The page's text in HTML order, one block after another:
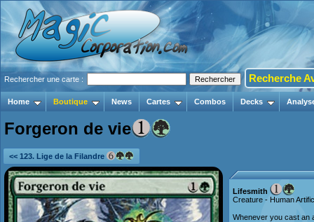
Rechercher une carte : Recherche
Home Boutique News Cartes Combos Decks
Forgeron de vie
<< 123. Lige de la Filandre
Lifesmith
Creature - Human
Whenever you cast an